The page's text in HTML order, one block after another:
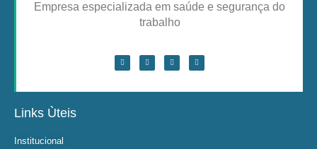
Empresa especializada em saúde e segurança do
trabalho
Links Ùteis
Institucional